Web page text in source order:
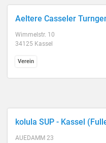
Aeltere Casseler
Wimmelstr. 10
34125 Kassel
Verein
kolula SUP - Kassel
AUEDAMM 23